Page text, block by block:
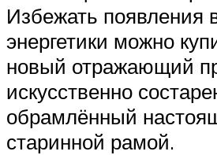
Избежать появления
энергетики можно
новый отражающий
искусственно
обрамлённый
старинной рамой.